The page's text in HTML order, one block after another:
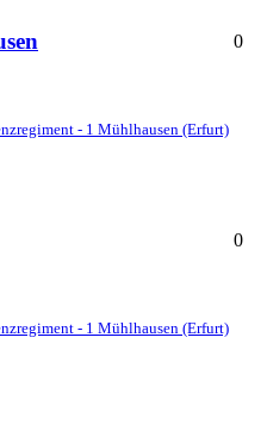
- 1 Mühlhausen (Erfurt)
0
- 1 Mühlhausen (Erfurt)
0